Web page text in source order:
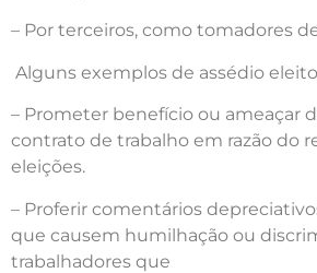
– Por terceiros, como tomadores
Alguns exemplos de assédio
– Prometer benefício ou ameaçar
contrato de trabalho em razão do
eleições.
– Proferir comentários
que causem humilhação ou
trabalhadores que